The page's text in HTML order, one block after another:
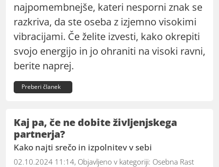
najpomembnejše, kateri nesporni znak se
razkriva, da ste oseba z izjemno visokimi
vibracijami. Če želite izvesti, kako okrepiti
svojo energijo in jo ohraniti na visoki ravni,
berite naprej.
Preberi članek
Kaj pa, če ne dobite življenjskega
partnerja?
Kako najti srečo in izpolnitev v sebi
02.10.2024 11:14, Objavljeno v kategoriji: Osebna Rast